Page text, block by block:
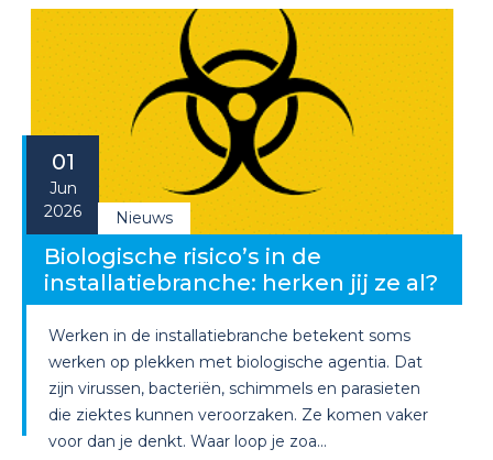
01
Jun
2026
Nieuws
Biologische risico’s in de
installatiebranche: herken jij ze al?
Werken in de installatiebranche betekent soms
werken op plekken met biologische agentia. Dat
zijn virussen, bacteriën, schimmels en parasieten
die ziektes kunnen veroorzaken. Ze komen vaker
voor dan je denkt. Waar loop je zoa...